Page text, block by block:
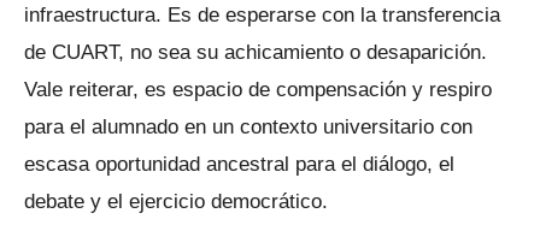
infraestructura. Es de esperarse con la transferencia
de CUART, no sea su achicamiento o desaparición.
Vale reiterar, es espacio de compensación y respiro
para el alumnado en un contexto universitario con
escasa oportunidad ancestral para el diálogo, el
debate y el ejercicio democrático.